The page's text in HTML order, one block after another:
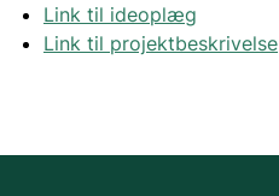
Link til ideoplæg
Link til projektbeskrivelse